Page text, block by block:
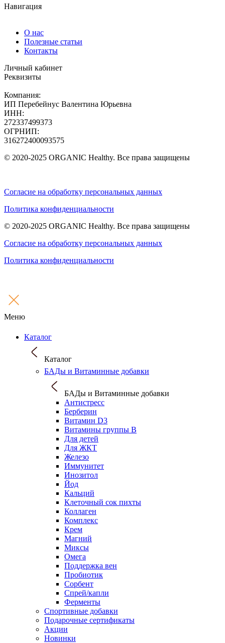
Навигация
О нас
Полезные статьи
Контакты
Личный кабинет
Реквизиты
Компания:
ИП Перебейнус Валентина Юрьевна
ИНН:
272337499373
ОГРНИП:
316272400093575
© 2020-2025 ORGANIC Healthy. Все права защищены
Согласие на обработку персональных данных
Политика конфиденциальности
© 2020-2025 ORGANIC Healthy. Все права защищены
Согласие на обработку персональных данных
Политика конфиденциальности
Меню
Каталог
Каталог
БАДы и Витаминные добавки
БАДы и Витаминные добавки
Антистресс
Берберин
Витамин D3
Витамины группы B
Для детей
Для ЖКТ
Железо
Иммунитет
Инозитол
Йод
Кальций
Клеточный сок пихты
Коллаген
Комплекс
Крем
Магний
Миксы
Омега
Поддержка вен
Пробиотик
Сорбент
Спрей/капли
Ферменты
Спортивные добавки
Подарочные сертификаты
Акции
Новинки